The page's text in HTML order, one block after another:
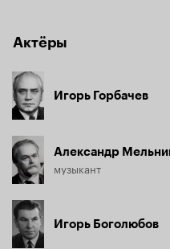
слуха, передает красным
большевика Макеева,
Актёры
Игорь Горбачев
Александр
музыкант
Игорь Боголюбов